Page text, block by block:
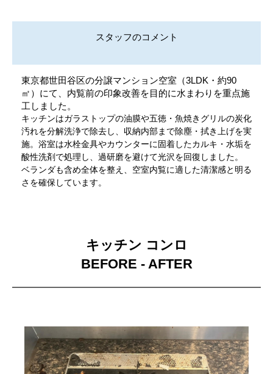
スタッフのコメント
東京都世田谷区の分譲マンション空室（3LDK・約90
㎡）にて、内覧前の印象改善を目的に水まわりを重点施
工しました。
キッチンはガラストップの油膜や五徳・魚焼きグリルの炭化
汚れを分解洗浄で除去し、収納内部まで除塵・拭き上げを実
施。浴室は水栓金具やカウンターに固着したカルキ・水垢を
酸性洗剤で処理し、過研磨を避けて光沢を回復しました。
ベランダも含め全体を整え、空室内覧に適した清潔感と明る
さを確保しています。
キッチン コンロ
BEFORE - AFTER